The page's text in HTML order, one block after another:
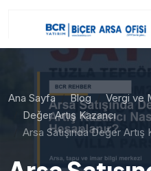
Ana Sayfa Blog
Vergi ve
Değer Artış Kazancı
Arsa Satışında Değer Artış